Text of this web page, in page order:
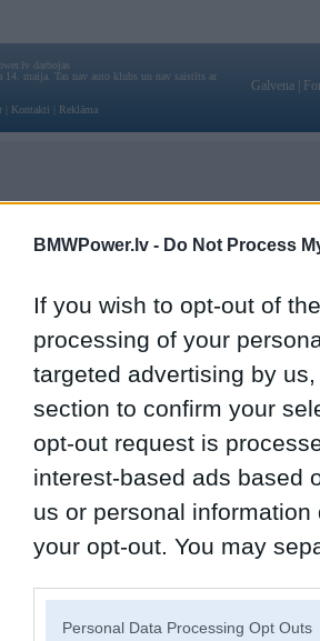
BMWPower.lv - Do Not Process
If you wish to opt-out of
processing of your
targeted advertising by
section to confirm your
opt-out request is
interest-based ads based
us or personal
your opt-out. You may
Personal Data Processing Opt Outs
darbojas
14. maija. Tas nav auto klubs un nav saistīts ar
Kontakti Reklāma
Galvena